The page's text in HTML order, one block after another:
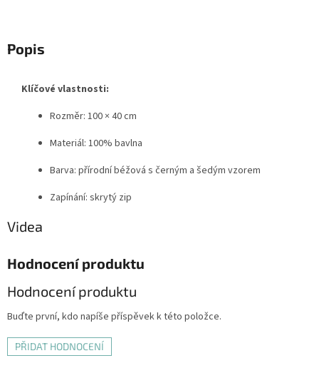
Popis
Klíčové vlastnosti:
Rozměr: 100 × 40 cm
Materiál: 100% bavlna
Barva: přírodní béžová s černým a šedým vzorem
Zapínání: skrytý zip
Videa
Hodnocení produktu
Hodnocení produktu
Buďte první, kdo napíše příspěvek k této položce.
PŘIDAT HODNOCENÍ